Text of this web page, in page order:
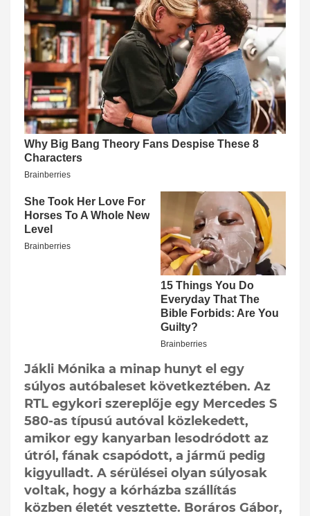
Jákli Mónika a minap hunyt el egy
súlyos autóbaleset következtében. Az
RTL egykori szereplője egy Mercedes S
580-as típusú autóval közlekedett,
amikor egy kanyarban lesodródott az
útról, fának csapódott, a jármű pedig
kigyulladt. A sérülései olyan súlyosak
voltak, hogy a kórházba szállítás
közben életét vesztette. Boráros Gábor,